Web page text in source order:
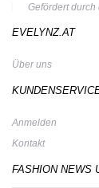
Gefördert durch
EVELYNZ.AT
Über uns
Anmelden
Kontakt
FASHION NEWS